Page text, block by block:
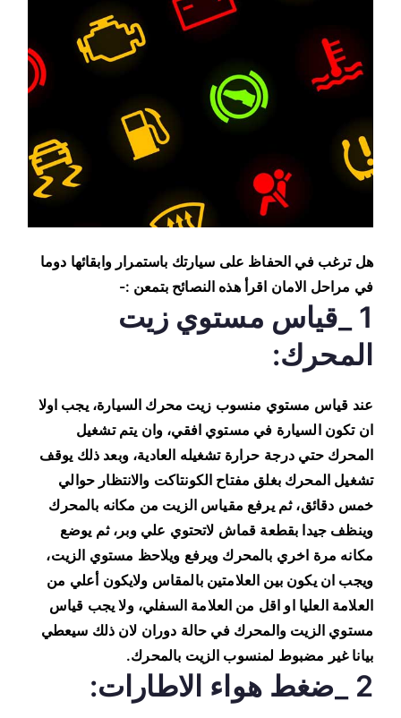
هل ترغب في الحفاظ على سيارتك باستمرار وابقائها دوما
في مراحل الامان اقرأ هذه النصائح بتمعن :-
1 _قياس مستوي زيت
المحرك:
عند قياس مستوي منسوب زيت محرك السيارة، يجب اولا
ان تكون السيارة في مستوي افقي، وان يتم تشغيل
المحرك حتي درجة حرارة تشغيله العادية، وبعد ذلك يوقف
تشغيل المحرك بغلق مفتاح الكونتاكت والانتظار حوالي
خمس دقائق، ثم يرفع مقياس الزيت من مكانه بالمحرك
وينظف جيدا بقطعة قماش لاتحتوي علي وبر، ثم يوضع
مكانه مرة اخري بالمحرك ويرفع ويلاحظ مستوي الزيت،
ويجب ان يكون بين العلامتين بالمقاس ولايكون أعلي من
العلامة العليا او اقل من العلامة السفلي، ولا يجب قياس
مستوي الزيت والمحرك في حالة دوران لان ذلك سيعطي
بيانا غير مضبوط لمنسوب الزيت بالمحرك.
2 _ضغط هواء الاطارات: